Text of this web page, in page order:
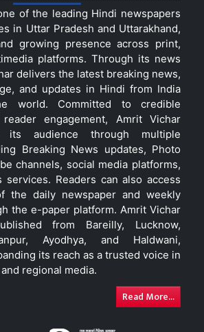
of the leading Hindi newspapers
in Uttar Pradesh and Uttarakhand,
growing presence across print,
platforms. Through its news
delivers the latest breaking news,
and updates in Hindi from India
world. Committed to credible
engagement, Amrit Vichar
its audience through multiple
Breaking News updates, Photo
channels, social media platforms,
services. Readers can also access
the daily newspaper and weekly
the e-paper platform. Amrit Vichar
from Bareilly, Lucknow,
Ayodhya, and Haldwani,
its reach as a trusted voice in
regional media.
Read More...